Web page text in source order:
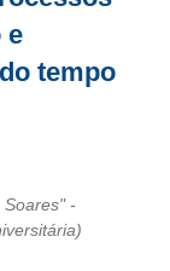
e
tempo
Soares" -